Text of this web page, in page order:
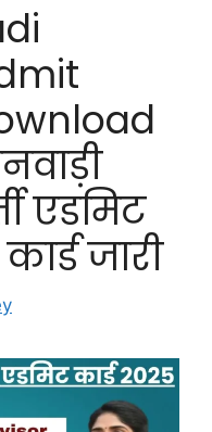
एडमिट
जारी